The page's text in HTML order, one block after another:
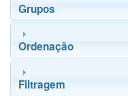
Grupos
Ordenação
Filtragem